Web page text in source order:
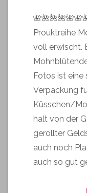
Prouktreihe
voll erwischt.
Fotos ist
Verpackung
Küsschen/
halt von der
gerollter
auch noch
auch so gut